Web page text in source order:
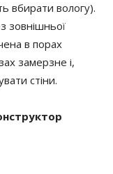
вбирати вологу).
зовнішньої
в порах
замерзне і,
стіни.